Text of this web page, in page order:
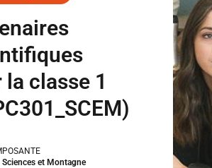
la classe 1
Sciences et Montagne